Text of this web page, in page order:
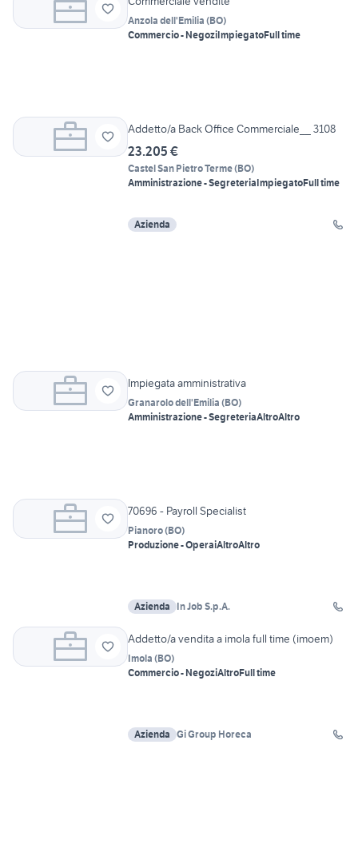
Anzola dell'Emilia (BO)
Commercio - NegoziImpiegatoFull time
Addetto/a Back Office Commerciale__ 3108
23.205 €
Castel San Pietro Terme(BO)
Amministrazione - SegreteriaImpiegatoFull time
Azienda
Impiegata amministrativa
Granarolo dell'Emilia (BO)
Amministrazione - SegreteriaAltroAltro
70696 - Payroll Specialist
Pianoro(BO)
Produzione - OperaiAltroAltro
Azienda In Job S.p.A.
Addetto/a vendita a imola full time (imoem)
Imola (BO)
Commercio - NegoziAltroFull time
Azienda Gi Group Horeca